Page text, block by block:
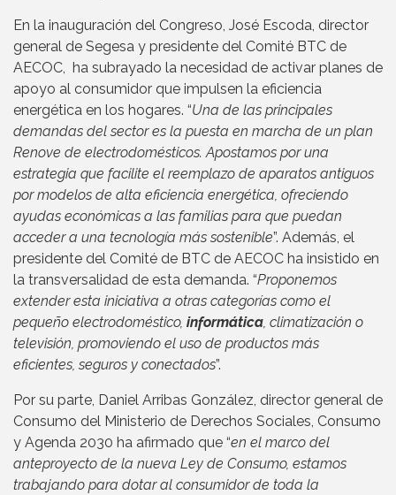
En la inauguración del Congreso, José Escoda, director
general de Segesa y presidente del Comité BTC de
AECOC, ha subrayado la necesidad de activar planes de
apoyo al consumidor que impulsen la eficiencia
energética en los hogares. “Una de las principales
demandas del sector es la puesta en marcha de un plan
Renove de electrodomésticos. Apostamos por una
estrategia que facilite el reemplazo de aparatos antiguos
por modelos de alta eficiencia energética, ofreciendo
ayudas económicas a las familias para que puedan
acceder a una tecnología más sostenible”. Además, el
presidente del Comité de BTC de AECOC ha insistido en
la transversalidad de esta demanda. “Proponemos
extender esta iniciativa a otras categorías como el
pequeño electrodoméstico, informática, climatización o
televisión, promoviendo el uso de productos más
eficientes, seguros y conectados”.
Por su parte, Daniel Arribas González, director general de
Consumo del Ministerio de Derechos Sociales, Consumo
y Agenda 2030 ha afirmado que “en el marco del
anteproyecto de la nueva Ley de Consumo, estamos
trabajando para dotar al consumidor de toda la